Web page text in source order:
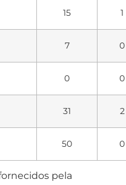
15 1
7 0
0 0
31 2
50 0
pela